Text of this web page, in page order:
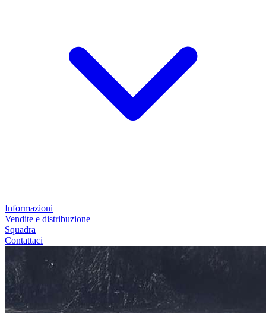
Informazioni
Vendite e distribuzione
Squadra
Contattaci